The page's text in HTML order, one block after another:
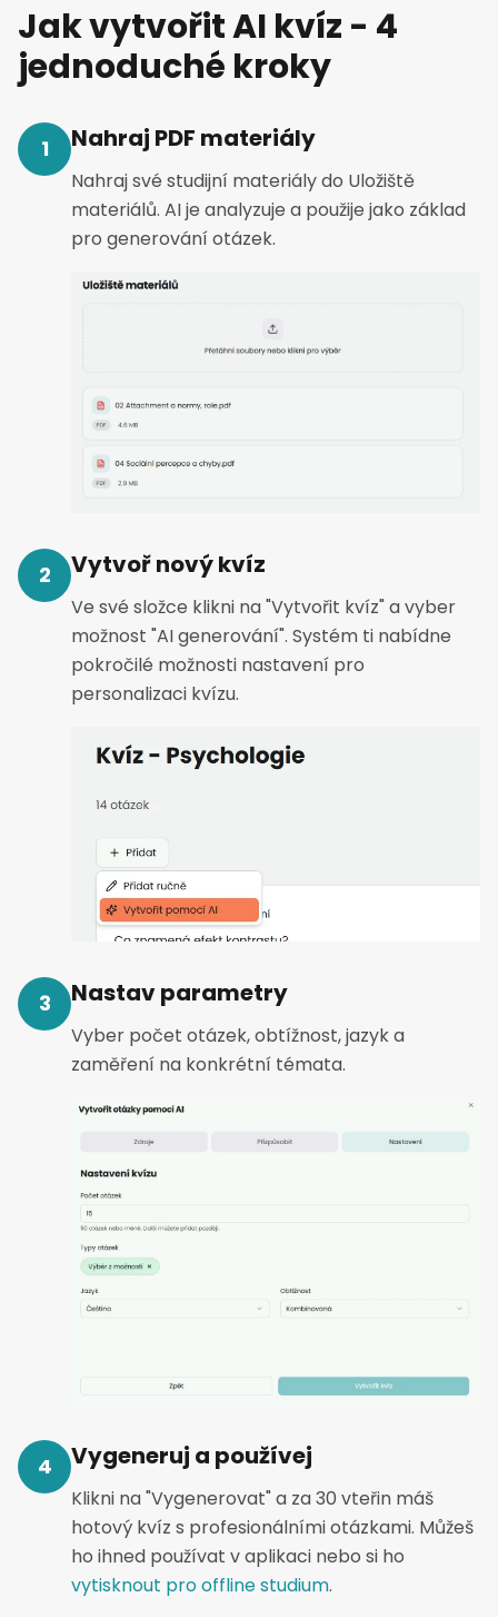
Jak vytvořit AI kvíz - 4
jednoduché kroky
1 Nahraj PDF materiály
Nahraj své studijní materiály do Uložiště
materiálů. AI je analyzuje a použije jako základ
pro generování otázek.
2 Vytvoř nový kvíz
Ve své složce klikni na "Vytvořit kvíz" a vyber
možnost "AI generování". Systém ti nabídne
pokročilé možnosti nastavení pro
personalizaci kvízu.
3 Nastav parametry
Vyber počet otázek, obtížnost, jazyk a
zaměření na konkrétní témata.
4 Vygeneruj a používej
Klikni na "Vygenerovat" a za 30 vteřin máš
hotový kvíz s profesionálními otázkami. Můžeš
ho ihned používat v aplikaci nebo si ho
vytisknout pro offline studium.